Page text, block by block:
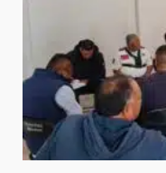
5 20